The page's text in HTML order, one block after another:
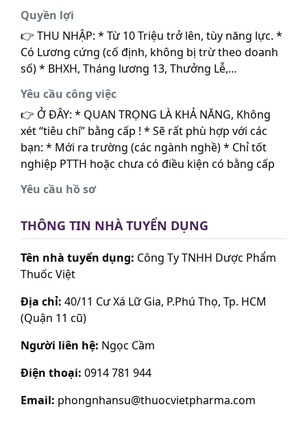
Quyền lợi
👉 THU NHẬP: * Từ 10 Triệu trở lên, tùy năng lực. *
Có Lương cứng (cố định, không bị trừ theo doanh
số) * BHXH, Tháng lương 13, Thưởng Lễ,…
Yêu cầu công việc
👉 Ở ĐÂY: * QUAN TRỌNG LÀ KHẢ NĂNG, Không
xét “tiêu chí” bằng cấp ! * Sẽ rất phù hợp với các
bạn: * Mới ra trường (các ngành nghề) * Chỉ tốt
nghiệp PTTH hoặc chưa có điều kiện có bằng cấp
Yêu cầu hồ sơ
THÔNG TIN NHÀ TUYỂN DỤNG
Tên nhà tuyển dụng: Công Ty TNHH Dược Phẩm
Thuốc Việt
Địa chỉ: 40/11 Cư Xá Lữ Gia, P.Phú Thọ, Tp. HCM
(Quận 11 cũ)
Người liên hệ: Ngọc Cầm
Điện thoại: 0914 781 944
Email: phongnhansu@thuocvietpharma.com